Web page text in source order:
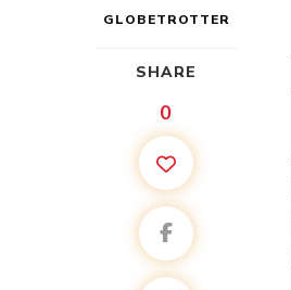
GLOBETROTTER
SHARE
0